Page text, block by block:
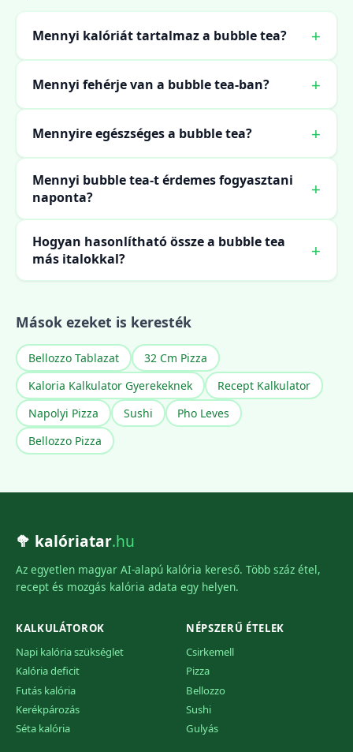
Mennyi kalóriát tartalmaz a bubble tea?
Mennyi fehérje van a bubble tea-ban?
Mennyire egészséges a bubble tea?
Mennyi bubble tea-t érdemes fogyasztani
naponta?
Hogyan hasonlítható össze a bubble tea
más italokkal?
Mások ezeket is keresték
Bellozzo Tablazat
32 Cm Pizza
Kaloria Kalkulator Gyerekeknek
Recept Kalkulator
Napolyi Pizza
Sushi
Pho Leves
Bellozzo Pizza
🥦 kalóriatar.hu
Az egyetlen magyar AI-alapú kalória kereső. Több száz étel,
recept és mozgás kalória adata egy helyen.
KALKULÁTOROK
Napi kalória szükséglet
Kalória deficit
Futás kalória
Kerékpározás
Séta kalória
NÉPSZERŰ ÉTELEK
Csirkemell
Pizza
Bellozzo
Sushi
Gulyás